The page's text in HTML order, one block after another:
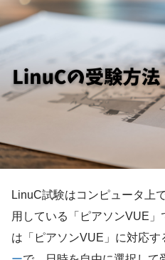
LinuC試験はコンピュータ上
用している「ピアソンVUE
は「ピアソンVUE」に対応す